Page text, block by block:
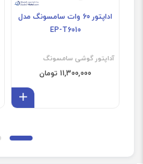
اداپتور 60 وات سامسونگ مدل
EP-T6010
آداپتور گوشی سامسونگ
11,300,000 تومان